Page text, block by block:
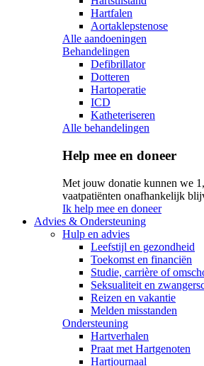
Hartfalen
Aortaklepstenose
Alle aandoeningen
Behandelingen
Defibrillator
Dotteren
Hartoperatie
ICD
Katheteriseren
Alle behandelingen
Help mee en doneer
Met jouw donatie kunnen we
vaatpatiënten onafhankelijk
Ik help mee en doneer
Advies & Ondersteuning
Hulp en advies
Leefstijl en gezondheid
Toekomst en financiën
Studie, carrière of
Seksualiteit en
Reizen en vakantie
Melden misstanden
Ondersteuning
Hartverhalen
Praat met Hartgenoten
Hartjournaal